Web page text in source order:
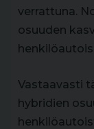
verrattuna.
osuuden
Vastaavasti
hybridien